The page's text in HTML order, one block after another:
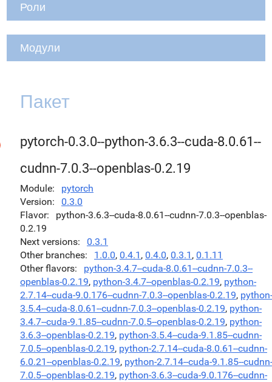
Роли
Модули
Пакет
pytorch-0.3.0--python-3.6.3--cuda-8.0.61--
cudnn-7.0.3--openblas-0.2.19
Module
pytorch
Version
0.3.0
Flavor
python-3.6.3--cuda-8.0.61--cudnn-7.0.3--openblas-
0.2.19
Next versions
0.3.1
Other branches
1.0.0, 0.4.1 , 0.4.0, 0.3.1 , 0.1.11
Other flavors
python-3.4.7--cuda-8.0.61--cudnn-7.0.3--
openblas-0.2.19, python-3.4.7--openblas-0.2.19, python-
2.7.14--cuda-9.0.176--cudnn-7.0.3--openblas-0.2.19, python-
3.5.4--cuda-8.0.61--cudnn-7.0.3--openblas-0.2.19, python-
3.4.7--cuda-9.1.85--cudnn-7.0.5--openblas-0.2.19, python-
3.6.3--openblas-0.2.19, python-3.5.4--cuda-9.1.85--cudnn-
7.0.5--openblas-0.2.19, python-2.7.14--cuda-8.0.61--cudnn-
6.0.21--openblas-0.2.19, python-2.7.14--cuda-9.1.85--cudnn-
7.0.5--openblas-0.2.19, python-3.6.3--cuda-9.0.176--cudnn-